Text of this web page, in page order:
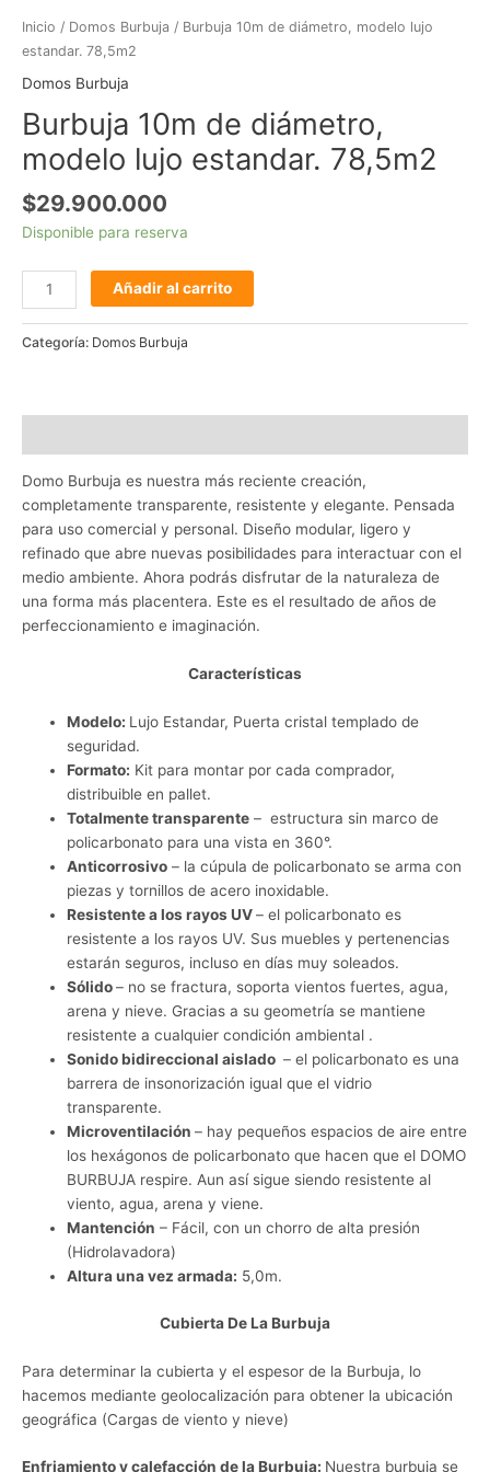
Inicio / Domos Burbuja / Burbuja 10m de diámetro, modelo lujo
estandar. 78,5m2
Domos Burbuja
Burbuja 10m de diámetro,
modelo lujo estandar. 78,5m2
$29.900.000
Disponible para reserva
Añadir al carrito
Categoría: Domos Burbuja
Domo Burbuja es nuestra más reciente creación,
completamente transparente, resistente y elegante. Pensada
para uso comercial y personal. Diseño modular, ligero y
refinado que abre nuevas posibilidades para interactuar con el
medio ambiente. Ahora podrás disfrutar de la naturaleza de
una forma más placentera. Este es el resultado de años de
perfeccionamiento e imaginación.
Características
Modelo: Lujo Estandar, Puerta cristal templado de
seguridad.
Formato: Kit para montar por cada comprador,
distribuible en pallet.
Totalmente transparente – estructura sin marco de
policarbonato para una vista en 360°.
Anticorrosivo – la cúpula de policarbonato se arma con
piezas y tornillos de acero inoxidable.
Resistente a los rayos UV– el policarbonato es
resistente a los rayos UV. Sus muebles y pertenencias
estarán seguros, incluso en días muy soleados.
Sólido– no se fractura, soporta vientos fuertes, agua,
arena y nieve. Gracias a su geometría se mantiene
resistente a cualquier condición ambiental .
Sonido bidireccional aislado – el policarbonato es una
barrera de insonorización igual que el vidrio
transparente.
Microventilación– hay pequeños espacios de aire entre
los hexágonos de policarbonato que hacen que el DOMO
BURBUJA respire. Aun así sigue siendo resistente al
viento, agua, arena y viene.
Mantención – Fácil, con un chorro de alta presión
(Hidrolavadora)
Altura una vez armada: 5,0m.
Cubierta De La Burbuja
Para determinar la cubierta y el espesor de la Burbuja, lo
hacemos mediante geolocalización para obtener la ubicación
geográfica (Cargas de viento y nieve)
Enfriamiento y calefacción de la Burbuja: Nuestra burbuja se